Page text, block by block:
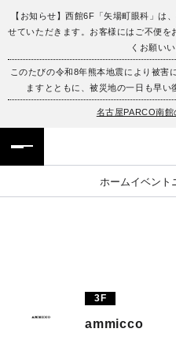
【お知らせ】西館6F「矢場町眼科」は
せていただきます。お客様にはご不便を
くお願い
このたびの令和8年熊本地震により被害
ますとともに、被災地の一日も早い
名古屋PARCO南
ホームイベント
施設案内・アクセス
レストラン・カフェ
PARCOメンバーズ
繁体字
ภาษาไทย
3F
ammicco